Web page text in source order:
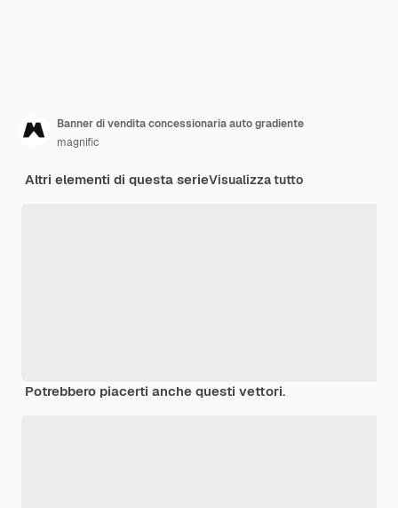
Banner di vendita concessionaria auto gradiente
magnific
Altri elementi di questa serieVisualizza tutto
Potrebbero piacerti anche questi vettori.